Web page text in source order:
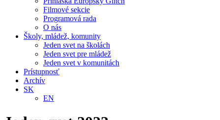
Filmové sekcie
Programová rada
O nás
Školy, mládež, komunity
Jeden svet na školách
Jeden svet pre mládež
Jeden svet v komunitách
Prístupnosť
Archív
SK
EN